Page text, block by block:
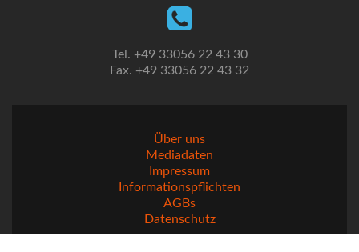
Tel. +49 33056 22 43 30
Fax. +49 33056 22 43 32
Über uns
Mediadaten
Impressum
Informationspflichten
AGBs
Datenschutz